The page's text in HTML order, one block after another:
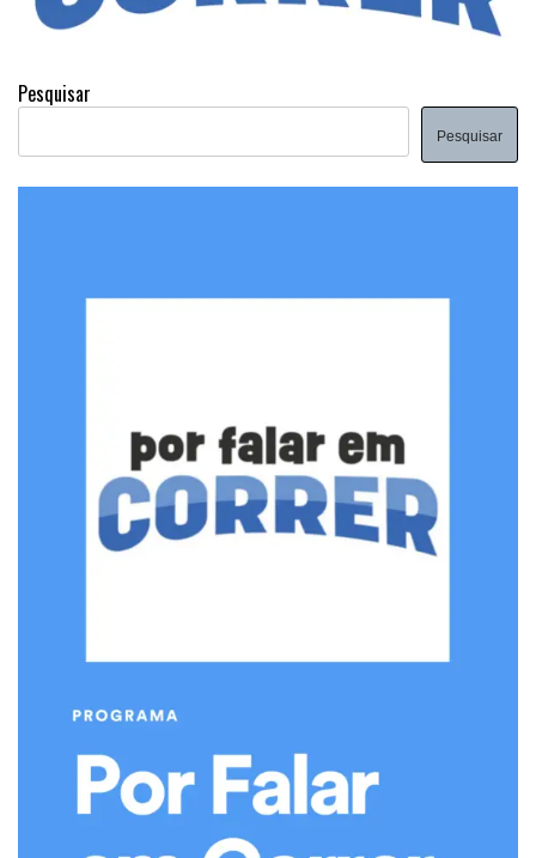
Pesquisar
Pesquisar